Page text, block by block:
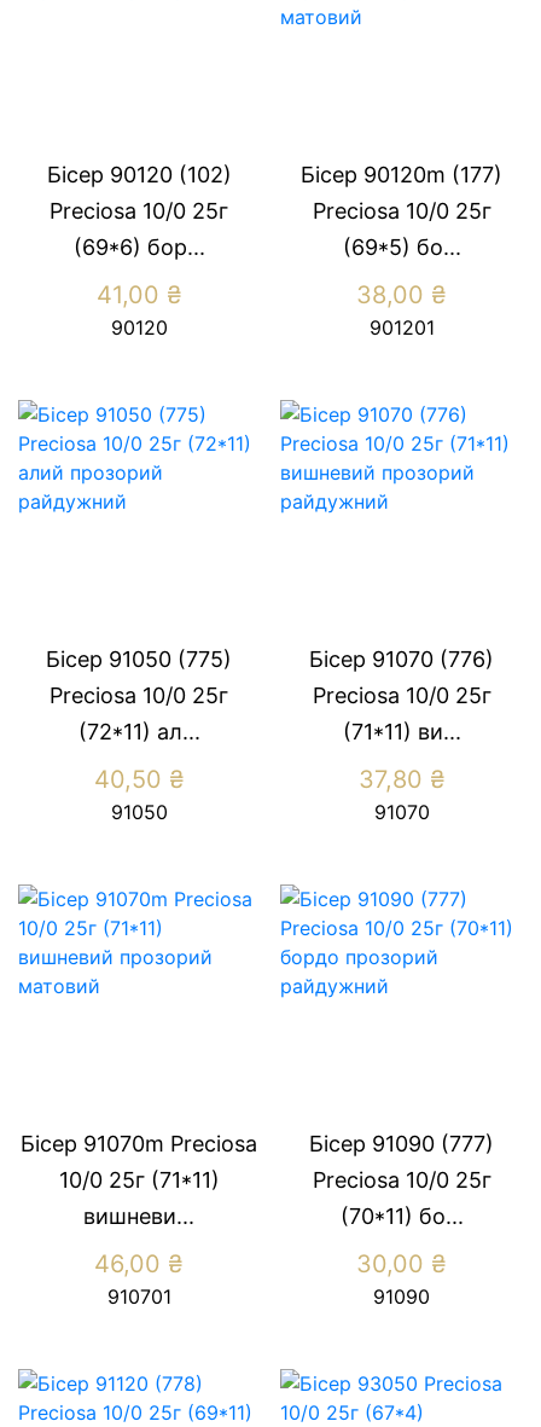
Бісер 90120 (102)
Preсiosa 10/0 25г
(69*6) бор...
41,00 ₴
90120
Бісер 90120m (177)
Preсiosa 10/0 25г
(69*5) бо...
38,00 ₴
901201
Бісер 91050 (775)
Preсiosa 10/0 25г
(72*11) ал...
40,50 ₴
91050
Бісер 91070 (776)
Preсiosa 10/0 25г
(71*11) ви...
37,80 ₴
91070
Бісер 91070m Preсiosa
10/0 25г (71*11)
вишневи...
46,00 ₴
910701
Бісер 91090 (777)
Preсiosa 10/0 25г
(70*11) бо...
30,00 ₴
91090